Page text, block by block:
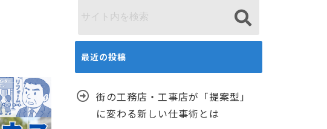
最近の投稿
街の工務店・工事店が「提案型」
に変わる新しい仕事術とは